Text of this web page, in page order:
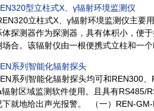
型立柱式X、γ辐射环境监测仪
立柱式X、γ辐射环境监测仪主要
体探测器作为探测器，具有体积小，便
场合。该辐射仪由一根便携式立柱和一
系列智能化辐射探头
系列智能化辐射探头均可和REN300
射区域监测软件使用。且具有RS485/
下就地给出声光报警。 （一）REN-